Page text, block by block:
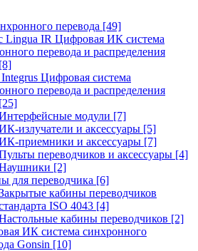
перевода [49]
Lingua IR Цифровая ИК система
перевода и распределения
[8]
Цифровая система
перевода и распределения
[25]
модули [7]
излучатели и аксессуары [5]
приемники и аксессуары [7]
переводчиков и аксессуары [4]
[2]
для переводчика [6]
кабины переводчиков
ISO 4043 [4]
кабины переводчиков [2]
ИК система синхронного
Gonsin [10]